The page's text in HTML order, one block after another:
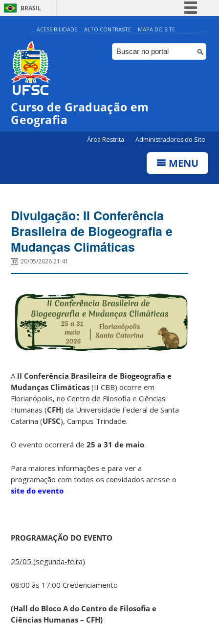
BRASIL
Simplifique!
Comunica BR
Participe
Canais
ACESSIBILIDADE ALTO CONTRASTE MAPA DO SITE
Curso de Graduação em
Geografia
Área Restrita Administradores do Site
MENU
Divulgação: II Conferência
Brasileira de Biogeografia e
Mudanças Climáticas
20/05/2026 21:41
A II Conferência Brasileira de Biogeografia e
Mudanças Climáticas (II CBB) ocorre em
Florianópolis, no Centro de Filosofia e Ciências
Humanas (CFH) da Universidade Federal de Santa
Catarina (UFSC), Campus Trindade.
O evento ocorrerá de25 a 31 de maio.
Para maiores informações e para ver a
programação com todos os convidados acesse o
site do evento
PROGRAMAÇÃO DO EVENTO
25/05 (segunda-feira)
08:00 às 17:00 Credenciamento
(Hall do Bloco A do Centro de Filosofia e
Ciências Humanas – CFH)